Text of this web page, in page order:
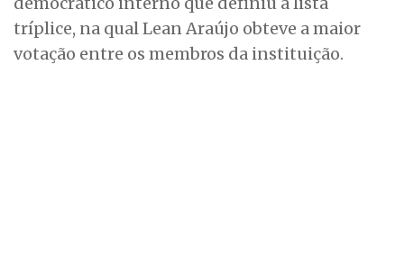
tríplice, na qual Lean Araújo obteve a maior
votação entre os membros da instituição.